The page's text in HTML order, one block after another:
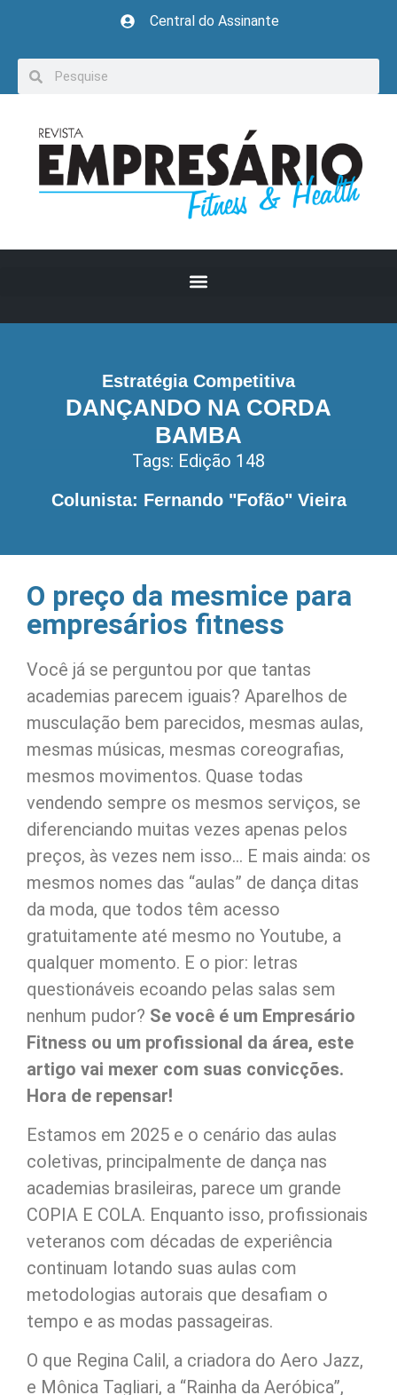
Central do Assinante
Estratégia Competitiva
DANÇANDO NA CORDA
BAMBA
Tags: Edição 148
Colunista: Fernando "Fofão" Vieira
O preço da mesmice para
empresários fitness
Você já se perguntou por que tantas
academias parecem iguais? Aparelhos de
musculação bem parecidos, mesmas aulas,
mesmas músicas, mesmas coreografias,
mesmos movimentos. Quase todas
vendendo sempre os mesmos serviços, se
diferenciando muitas vezes apenas pelos
preços, às vezes nem isso… E mais ainda: os
mesmos nomes das “aulas” de dança ditas
da moda, que todos têm acesso
gratuitamente até mesmo no Youtube, a
qualquer momento. E o pior: letras
questionáveis ecoando pelas salas sem
nenhum pudor? Se você é um Empresário
Fitness ou um profissional da área, este
artigo vai mexer com suas convicções.
Hora de repensar!
Estamos em 2025 e o cenário das aulas
coletivas, principalmente de dança nas
academias brasileiras, parece um grande
COPIA E COLA. Enquanto isso, profissionais
veteranos com décadas de experiência
continuam lotando suas aulas com
metodologias autorais que desafiam o
tempo e as modas passageiras.
O que Regina Calil, a criadora do Aero Jazz,
e Mônica Tagliari, a “Rainha da Aeróbica”,